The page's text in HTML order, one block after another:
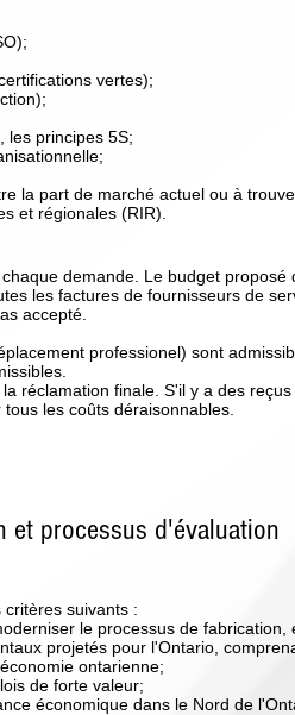
vertes);
les principes 5S;
la part de marché actuel ou à
et régionales (RIR).
demande. Le budget
les factures de fournisseurs de
accepté.
professionel) sont
réclamation finale. S'il y a des
les coûts déraisonnables.
et processus d'évaluation
suivants :
le processus de
projetés pour l'Ontario,
ontarienne;
de forte valeur;
économique dans le Nord de